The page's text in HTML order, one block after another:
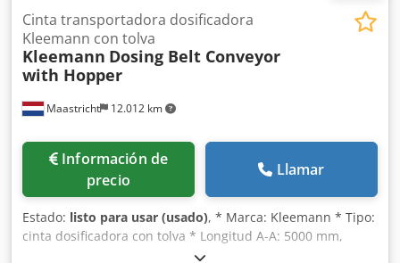
Maastricht 12.012 km
Cinta transportadora dosificadora
Kleemann con tolva
Kleemann Dosing Belt Conveyor
with Hopper
Información de
precio
Llamar
Estado: listo para usar (usado), * Marca: Kleemann * Tipo:
cinta dosificadora con tolva * Longitud A-A: 5000 mm,
ancho de cinta: 800 mm. (usado) Chedpfxey Tm Ibj Aitsa *